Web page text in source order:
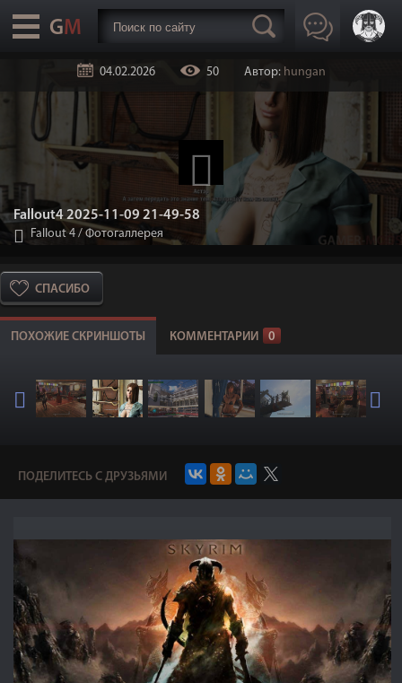
04.02.2026 50 Автор: hungan
Fallout4 2025-11-09 21-49-58
Fallout 4 / Фотогаллерея
СПАСИБО
ПОХОЖИЕ СКРИНШОТЫ КОММЕНТАРИИ 0
ПОДЕЛИТЕСЬ С ДРУЗЬЯМИ